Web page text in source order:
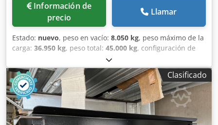
Información de
precio
Llamar
Estado: nuevo, peso en vacío: 8.050 kg, peso máximo de la
carga: 36.950 kg, peso total: 45.000 kg, configuración de
aire
235 / 75 R 17,5, color:otro, tipo de engranaje:otro,
tamaño del neumático delantero:235 / 75 R 17,5, tamaño
del neumático trasero:235 / 75 R 17,5, cabina del
conductor:otro , clase de emisión:ninguno, combustible:
biodiésel, Equipamiento:ABS, freno de aire comprimido
GALVANIZADO EN CALIENTE, versión reforzada, suspensión
Clasificado